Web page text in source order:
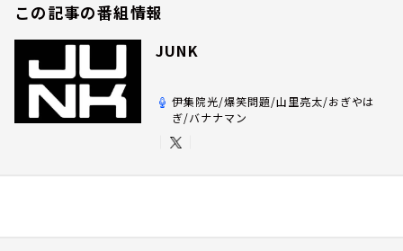
この記事の番組情報
JUNK
伊集院光/爆笑問題/山里亮太/おぎやは
ぎ/バナナマン